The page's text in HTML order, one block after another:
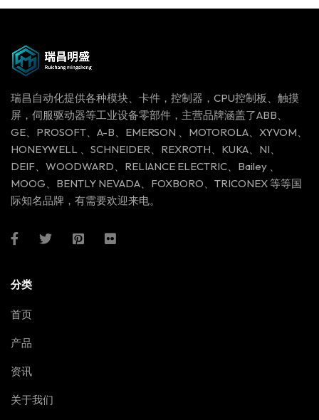
瑞昌自动化提供各种模块、卡件，控制器，CPU控制板、触摸
屏，伺服驱动器等工业设备零部件，主营品牌涵盖了ABB、
GE、PROSOFT、A-B、EMERSON 、MOTOROLA、XYVOM、
HONEYWELL 、SCHNEIDER、REXROTH、KUKA、NI、
DEIF、WOODWARD、RELIANCE ELECTRIC、Bailey 、
MOOG、BENTLY NEVADA、FOXBORO、TRICONEX 等等国
际知名品牌，有需要欢迎来电。
分类
首页
产品
资讯
关于我们